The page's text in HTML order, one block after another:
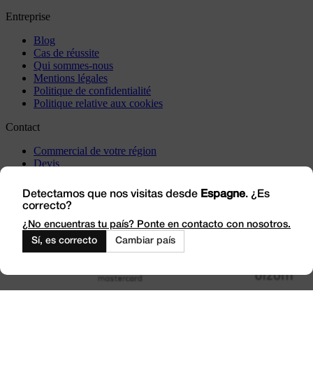
Entreprise
Blog
Cas de réussite
Qui sommes-nous
Mentions légales
Politique de confidentialité
Politique relative aux cookies
Contact
Commercial de votre région
Devis
Rendez-nous visite
Travaillez avec nous
Outlet
Detectamos que nos visitas desde Espagne. ¿Es
correcto?
¿No encuentras tu país? Ponte en contacto con nosotros.
Sí, es correcto
Cambiar país